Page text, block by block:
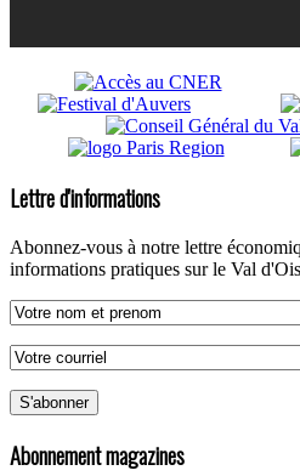
Lettre d'informations
Abonnez-vous à notre lettre
informations pratiques sur le Val
Abonnement magazines